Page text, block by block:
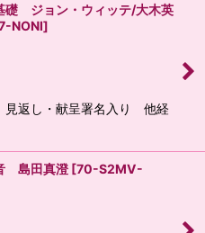
礎 ジョン・ウィッテ/大木英
NONI]
返し・献呈署名入り 他経
島田真澄 [70-S2MV-